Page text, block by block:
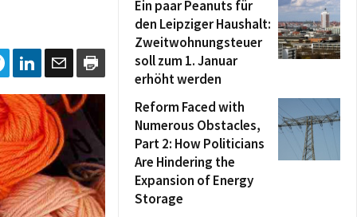
Ein paar Peanuts für
den Leipziger Haushalt:
Zweitwohnungsteuer
soll zum 1. Januar
erhöht werden
Reform Faced with
Numerous Obstacles,
Part 2: How Politicians
Are Hindering the
Expansion of Energy
Storage